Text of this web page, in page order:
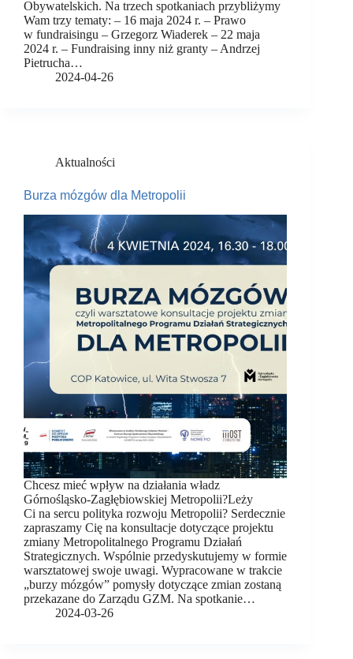
Obywatelskich. Na trzech spotkaniach przybliżymy
Wam trzy tematy: – 16 maja 2024 r. – Prawo
w fundraisingu – Grzegorz Wiaderek – 22 maja
2024 r. – Fundraising inny niż granty – Andrzej
Pietrucha…
2024-04-26
Aktualności
Burza mózgów dla Metropolii
Chcesz mieć wpływ na działania władz
Górnośląsko-Zagłębiowskiej Metropolii?Leży
Ci na sercu polityka rozwoju Metropolii? Serdecznie
zapraszamy Cię na konsultacje dotyczące projektu
zmiany Metropolitalnego Programu Działań
Strategicznych. Wspólnie przedyskutujemy w formie
warsztatowej swoje uwagi. Wypracowane w trakcie
„burzy mózgów” pomysły dotyczące zmian zostaną
przekazane do Zarządu GZM. Na spotkanie…
2024-03-26